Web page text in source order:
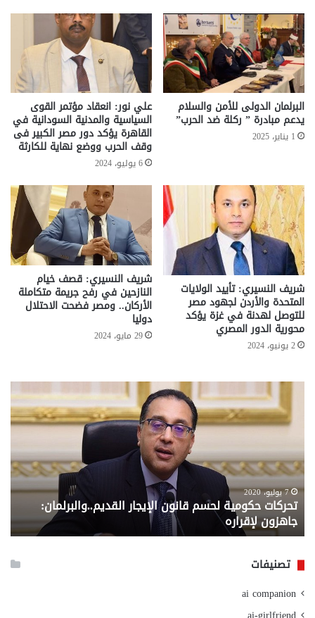
البرلمان الدولى للأمن والسلام
يدعم مبادرة ” ركلة ضد الحرب”
1 يناير، 2025
علي نور: انعقاد مؤتمر القوى
السياسية والمدنية السودانية في
القاهرة يؤكد دور مصر الكبير فى
وقف الحرب ووضع نهاية للكارثة
6 يوليو، 2024
شريف النسيري: تأييد الولايات
المتحدة والأردن لجهود مصر
للتوصل لهدنة في غزة يؤكد
محورية الدور المصري
2 يونيو، 2024
شريف النسيري: قصف خيام
النازحين في رفح جريمة متكاملة
الأركان.. ومصر فضحت الاحتلال
دوليا
29 مايو، 2024
تحركات
حكومية
لحسم
قانون
القديم..والبرلمان:
جاهزون
لإقراره
7 يوليو، 2020
تحركات حكومية لحسم قانون الإيجار القديم..والبرلمان:
جاهزون لإقراره
..
من
تصنيفات
ai companion